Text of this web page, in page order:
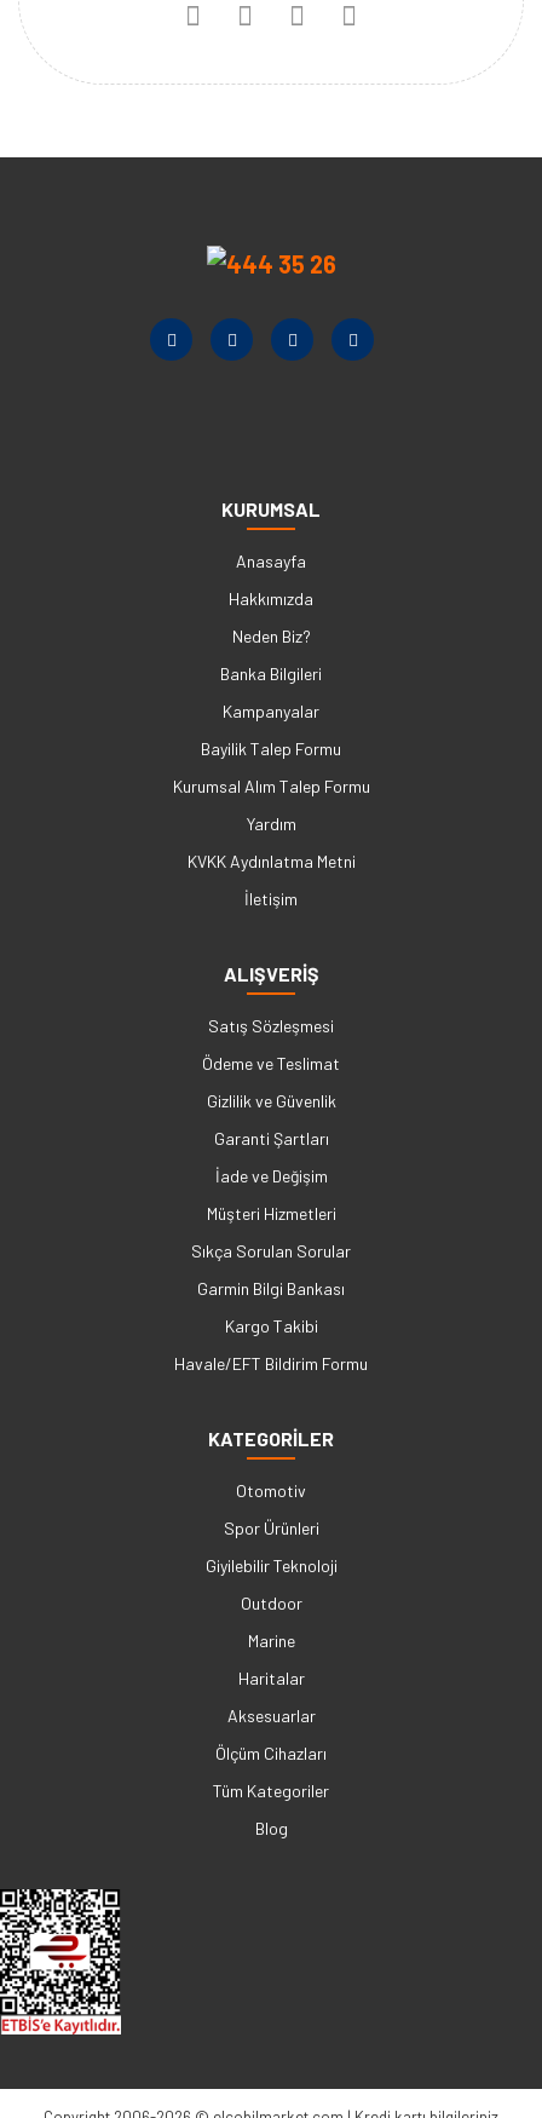
KURUMSAL
Anasayfa
Hakkımızda
Neden Biz?
Banka Bilgileri
Kampanyalar
Bayilik Talep Formu
Kurumsal Alım Talep Formu
Yardım
KVKK Aydınlatma Metni
İletişim
ALIŞVERİŞ
Satış Sözleşmesi
Ödeme ve Teslimat
Gizlilik ve Güvenlik
Garanti Şartları
İade ve Değişim
Müşteri Hizmetleri
Sıkça Sorulan Sorular
Garmin Bilgi Bankası
Kargo Takibi
Havale/EFT Bildirim Formu
KATEGORİLER
Otomotiv
Spor Ürünleri
Giyilebilir Teknoloji
Outdoor
Marine
Haritalar
Aksesuarlar
Ölçüm Cihazları
Tüm Kategoriler
Blog